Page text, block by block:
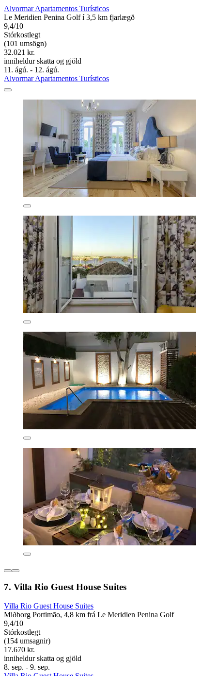
Alvormar Apartamentos Turísticos
Le Meridien Penina Golf í 3,5 km fjarlægð
9,4/10
Stórkostlegt
(101 umsögn)
32.021 kr.
inniheldur skatta og gjöld
11. ágú. - 12. ágú.
Alvormar Apartamentos Turísticos
7. Villa Rio Guest House Suites
Villa Rio Guest House Suites
Miðborg Portimão, 4,8 km frá Le Meridien Penina Golf
9,4/10
Stórkostlegt
(154 umsagnir)
17.670 kr.
inniheldur skatta og gjöld
8. sep. - 9. sep.